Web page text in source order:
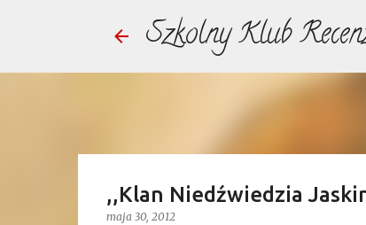
Szkolny Klub
,,Klan Niedźwiedzia
maja 30, 2012